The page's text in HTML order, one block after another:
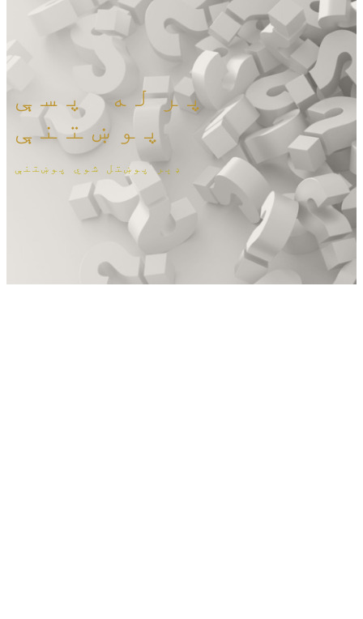
پرله پسې
پوښتنې
ډېر پوښتل شوي پوښتنې